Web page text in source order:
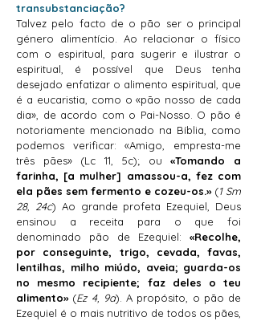
transubstanciação?
Talvez pelo facto de o pão ser o principal
género alimentício. Ao relacionar o físico
com o espiritual, para sugerir e ilustrar o
espiritual, é possível que Deus tenha
desejado enfatizar o alimento espiritual, que
é a eucaristia, como o «pão nosso de cada
dia», de acordo com o Pai-Nosso. O pão é
notoriamente mencionado na Bíblia, como
podemos verificar: «Amigo, empresta-me
três pães» (Lc 11, 5c); ou«Tomando a
farinha, [a mulher] amassou-a, fez com
ela pães sem fermento e cozeu-os.» (1 Sm
28, 24c) Ao grande profeta Ezequiel, Deus
ensinou a receita para o que foi
denominado pão de Ezequiel: «Recolhe,
por conseguinte, trigo, cevada, favas,
lentilhas, milho miúdo, aveia; guarda-os
no mesmo recipiente; faz deles o teu
alimento»(Ez 4, 9a). A propósito, o pão de
Ezequiel é o mais nutritivo de todos os pães,